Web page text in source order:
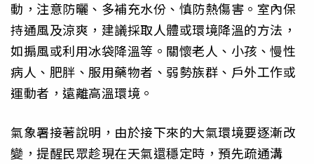
動，注意防曬、多補充水份、慎防熱傷害。室內保
持通風及涼爽，建議採取人體或環境降溫的方法，
如搧風或利用冰袋降溫等。關懷老人、小孩、慢性
病人、肥胖、服用藥物者、弱勢族群、戶外工作或
運動者，遠離高溫環境。
氣象署接著說明，由於接下來的大氣環境要逐漸改
變，提醒民眾趁現在天氣還穩定時，預先疏通溝